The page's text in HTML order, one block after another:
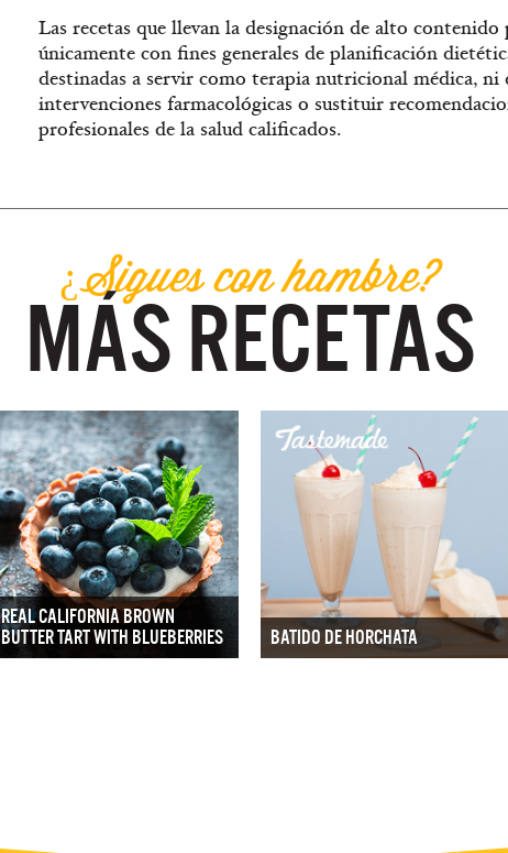
Las recetas que llevan la designación de alto
únicamente con fines generales de planificación
destinadas a servir como terapia nutricional médica, ni
intervenciones farmacológicas o sustituir
profesionales de la salud calificados.
¿Sigues con hambre?
MÁS RECETAS
REAL CALIFORNIA BROWN
BUTTER TART WITH BLUEBERRIES
BATIDO DE HORCHATA